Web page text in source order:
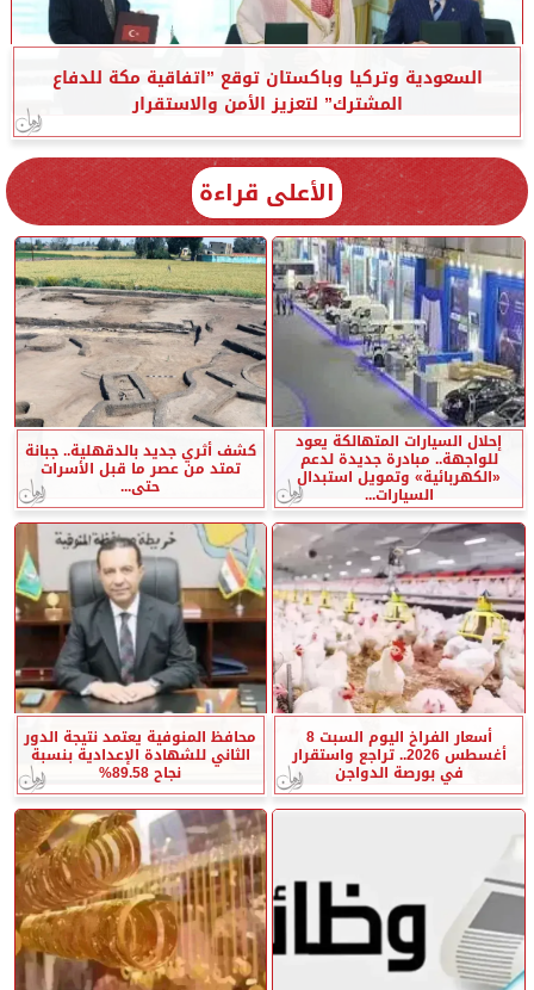
السعودية وتركيا وباكستان توقع ”اتفاقية مكة للدفاع
المشترك” لتعزيز الأمن والاستقرار
الأعلى قراءة
إحلال السيارات المتهالكة يعود
للواجهة.. مبادرة جديدة لدعم
«الكهربائية» وتمويل استبدال
السيارات...
كشف أثري جديد بالدقهلية.. جبانة
تمتد من عصر ما قبل الأسرات
حتى...
أسعار الفراخ اليوم السبت 8
أغسطس 2026.. تراجع واستقرار
في بورصة الدواجن
محافظ المنوفية يعتمد نتيجة الدور
الثاني للشهادة الإعدادية بنسبة
نجاح 89.58%